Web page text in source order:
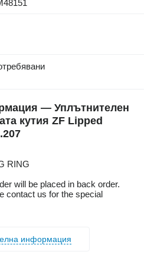
— Уплътнителен
кутия ZF Lipped
RING
will be placed in back order.
contact us for the special
информация